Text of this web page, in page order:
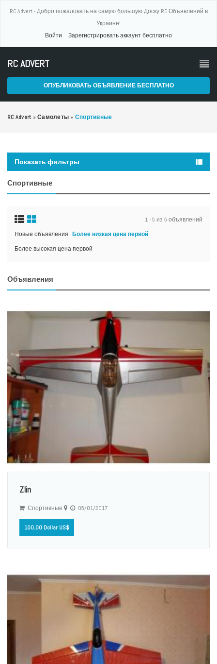
RC Advert - Добро пожаловать на самую большую Доску RC Объявлений в
Украине!
Войти
Зарегистрировать аккаунт бесплатно
RC ADVERT
ОПУБЛИКОВАТЬ ОБЪЯВЛЕНИЕ БЕСПЛАТНО
RC Advert »Самолеты » Спортивные
Показать фильтры
Спортивные
1 - 5 из 5 объявлений
Новые объявления Более низкая цена первой
Более высокая цена первой
Объявления
Zlin
Спортивные 05/01/2017
100.00 Dollar US$